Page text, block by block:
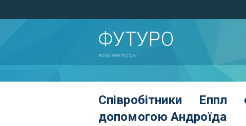
ФУТУРО
воно вже поруч!
Співробітники
допомогою Андроїда